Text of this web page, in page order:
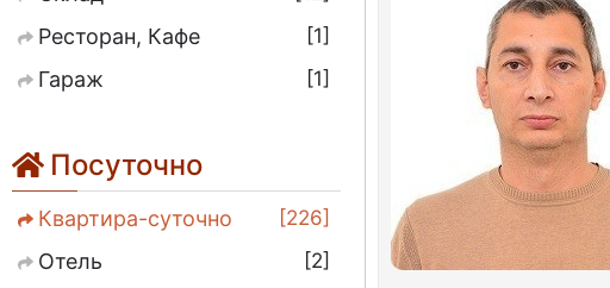
Ресторан, Кафе
1
Гараж
1
Посуточно
Квартира-суточно
226
Отель
2